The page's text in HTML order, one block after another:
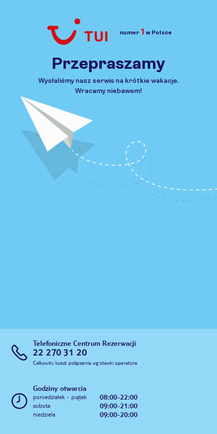
Przejdź do TUI.pl
numer 1 w Polsce
Przepraszamy
Wysłaliśmy nasz serwis na krótkie wakacje.
Wracamy niebawem!
Telefoniczne Centrum Rezerwacji
22 270 31 20
Całkowity koszt połączenia wg stawki operatora
Godziny otwarcia
poniedziałek - piątek 08:00-22:00
sobota 09:00-21:00
niedziela 09:00-20:00